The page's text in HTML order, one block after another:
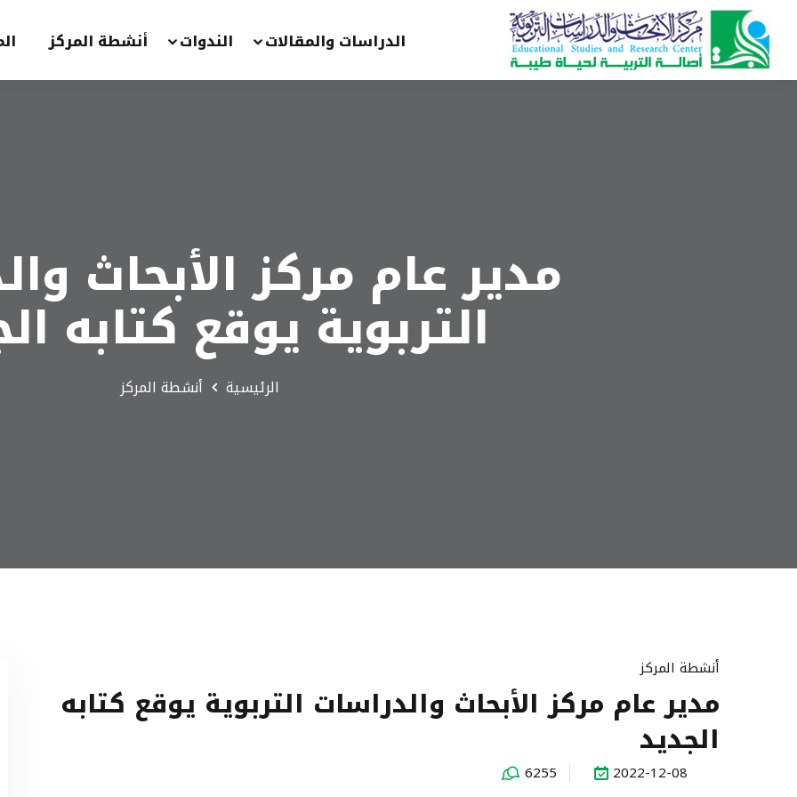
الدراسات والمقالات الندوات أنشطة المركز
مدير عام مركز الأبحاث
التربوية يوقع كتابه
الرئيسية أنشطة المركز
أنشطة المركز
مدير عام مركز الأبحاث والدراسات التربوية يوقع كتابه
الجديد
2022-12-08
6255